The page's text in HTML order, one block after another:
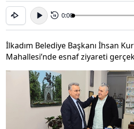
15 0:00
İlkadım Belediye Başkanı İhsan
Mahallesi’nde esnaf ziyareti